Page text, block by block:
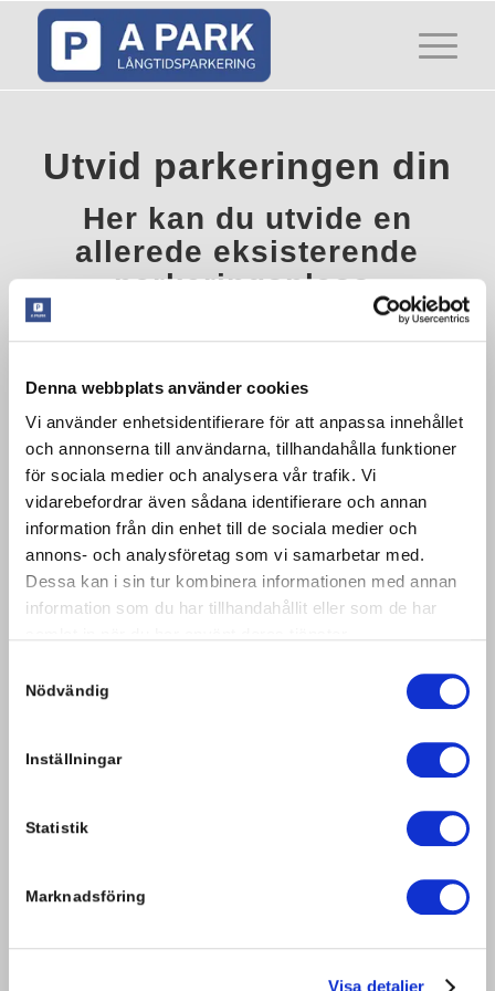
Denna webbplats använder cookies
Vi använder enhetsidentifierare för att anpassa innehållet
och annonserna till användarna, tillhandahålla funktioner
för sociala medier och analysera vår trafik. Vi
vidarebefordrar även sådana identifierare och annan
information från din enhet till de sociala medier och
annons- och analysföretag som vi samarbetar med.
Dessa kan i sin tur kombinera informationen med annan
information som du har tillhandahållit eller som de har
Nödvändig
Inställningar
Statistik
Marknadsföring
Visa detaljer
Utvid parkeringen din
Her kan du utvide en
allerede eksisterende
parkeringsplass.
Vær oppmerksom på at denne siden
aktiv parkeringsplass hos oss. Det er
ikke mulig å bestille en ny
parkeringsplass her.
For øyeblikket er parkeringsplassen full, så vi kan dessverre ikke
parkeringsplass, kan du imidlertid forlenge den.
Du kan tidligst betale for parkeringen på 10 dagen(e) før
0:-